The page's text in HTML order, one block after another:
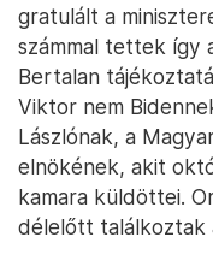
gratulált a
számmal tettek így
Bertalan
Viktor nem
Lászlónak, a
elnökének, akit
kamara küldöttei.
délelőtt találkoztak